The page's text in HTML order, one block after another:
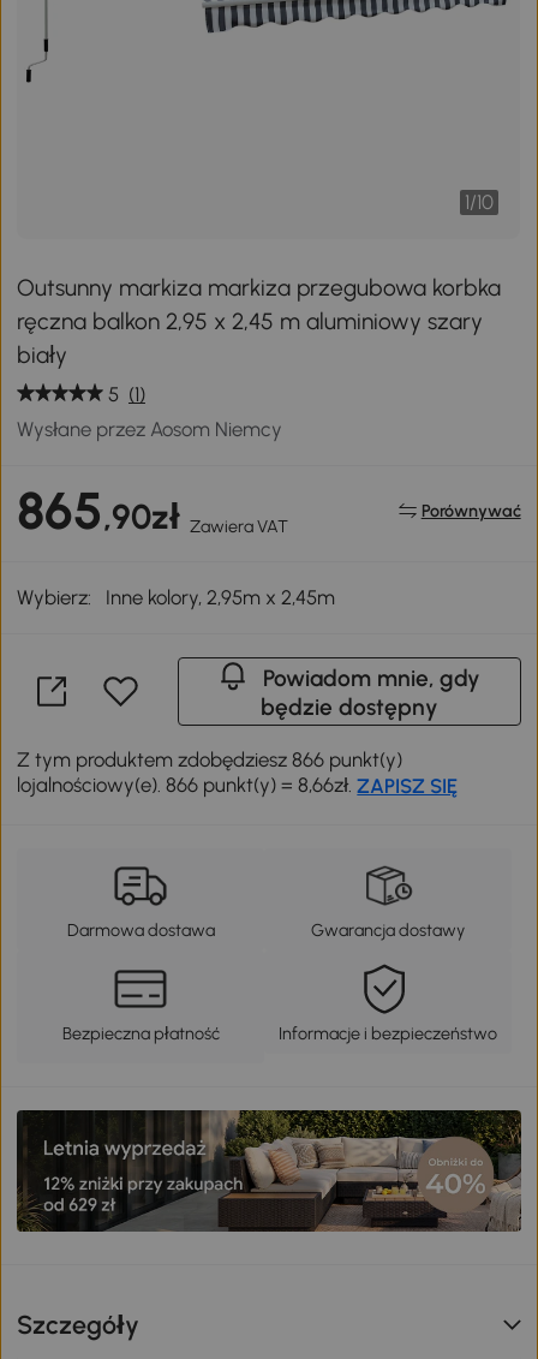
1/10
Outsunny markiza markiza przegubowa korbka
ręczna balkon 2,95 x 2,45 m aluminiowy szary
biały
5 (1)
Wysłane przez Aosom Niemcy
865,90zł Zawiera VAT
Porównywać
Wybierz: Inne kolory, 2,95m x 2,45m
Powiadom mnie, gdy
będzie dostępny
Z tym produktem zdobędziesz 866 punkt(y)
lojalnościowy(e). 866 punkt(y) = 8,66zł.ZAPISZ SIĘ
Darmowa dostawa Gwarancja dostawy
Bezpieczna płatność Informacje i bezpieczeństwo
Szczegóły